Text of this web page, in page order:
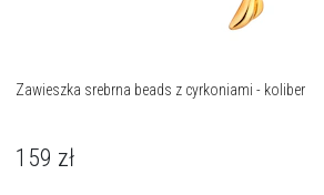
Zawieszka srebrna beads z cyrkoniami - koliber
159 zł